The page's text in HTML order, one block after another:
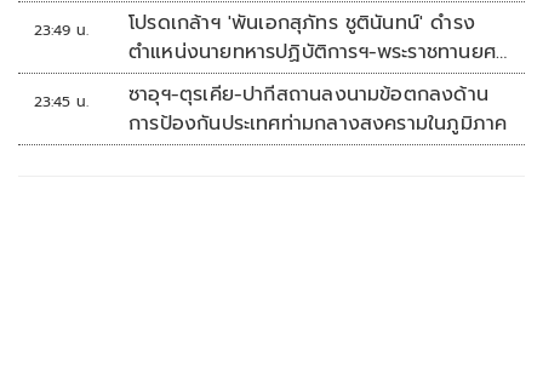
23:49 น.
โปรดเกล้าฯ 'พันเอกสุภัทร ชูตินันทน์' ดำรง
ตำแหน่งนายทหารปฏิบัติการฯ-พระราชทานยศ
'พลตรี'
23:45 น.
ซาอุฯ-ตุรเคีย-ปากีสถานลงนามข้อตกลงด้าน
การป้องกันประเทศท่ามกลางสงครามในภูมิภาค